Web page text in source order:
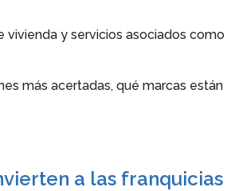
vivienda y servicios asociados como
más acertadas, qué marcas están
a las franquicias